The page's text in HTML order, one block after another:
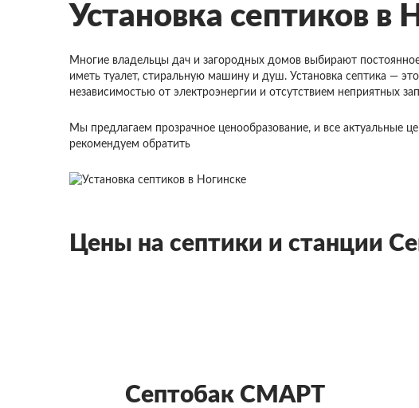
Установка септиков в
Многие владельцы дач и загородных домов выбирают
иметь туалет, стиральную машину и душ. Установка септика —
независимостью от электроэнергии и отсутствием неприятных
Мы предлагаем прозрачное ценообразование, и все актуальные
рекомендуем обратить
Цены на септики и станции
Септобак СМАРТ